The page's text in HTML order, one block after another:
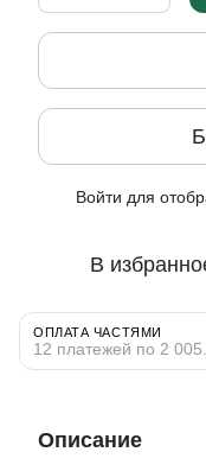
Войти для
В
ОПЛАТА ЧАСТЯМИ
12 платежей по 2
Описание